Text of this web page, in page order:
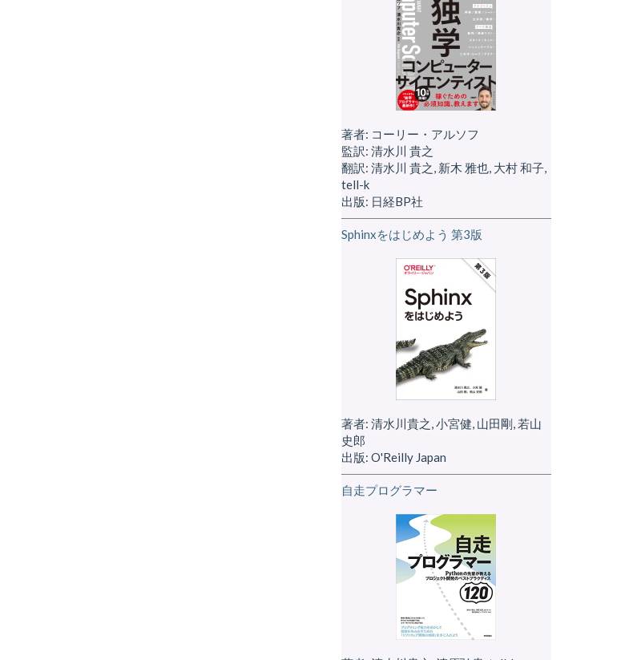
著者: コーリー・アルソフ
監訳: 清水川 貴之
翻訳: 清水川 貴之, 新木 雅也, 大村 和子,
tell-k
出版: 日経BP社
Sphinxをはじめよう 第3版
著者: 清水川貴之, 小宮健, 山田剛, 若山
史郎
出版: O'Reilly Japan
自走プログラマー